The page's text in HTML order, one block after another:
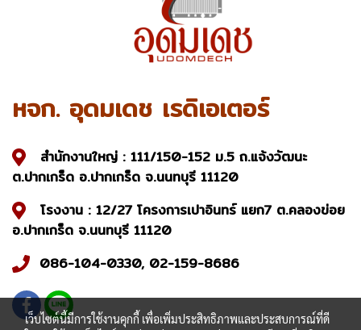
หจก. อุดมเดช เรดิเอเตอร์
สำนักงานใหญ่ : 111/150-152 ม.5 ถ.แจ้งวัฒนะ
ต.ปากเกร็ด อ.ปากเกร็ด จ.นนทบุรี 11120
โรงงาน : 12/27 โครงการเปาอินทร์ แยก7 ต.คลองข่อย
อ.ปากเกร็ด จ.นนทบุรี 11120
086-104-0330, 02-159-8686
เว็บไซต์นี้มีการใช้งานคุกกี้ เพื่อเพิ่มประสิทธิภาพและประสบการณ์ที่ดี